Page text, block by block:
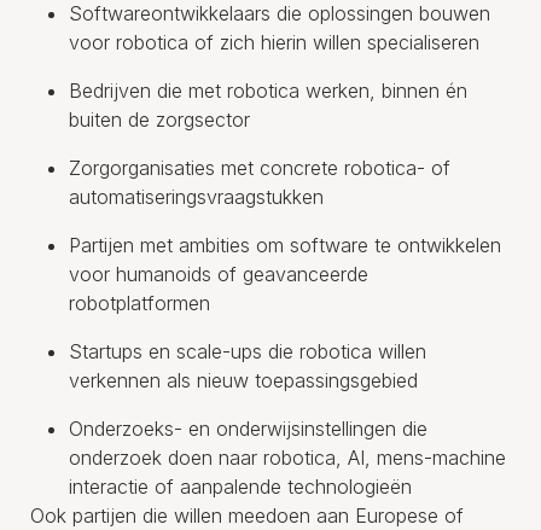
Softwareontwikkelaars die oplossingen bouwen
voor robotica of zich hierin willen specialiseren
Bedrijven die met robotica werken, binnen én
buiten de zorgsector
Zorgorganisaties met concrete robotica- of
automatiseringsvraagstukken
Partijen met ambities om software te ontwikkelen
voor humanoids of geavanceerde
robotplatformen
Startups en scale-ups die robotica willen
verkennen als nieuw toepassingsgebied
Onderzoeks- en onderwijsinstellingen die
onderzoek doen naar robotica, AI, mens-machine
interactie of aanpalende technologieën
Ook partijen die willen meedoen aan Europese of